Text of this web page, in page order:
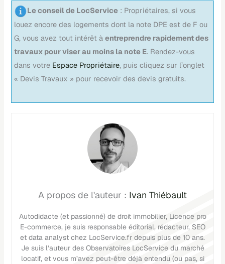
Le conseil de LocService : Propriétaires, si vous
louez encore des logements dont la note DPE est de F ou
G, vous avez tout intérêt àentreprendre rapidement des
travaux pour viser au moins la note E. Rendez-vous
dans votre Espace Propriétaire, puis cliquez sur l’onglet
« Devis Travaux » pour recevoir des devis gratuits.
Ivan Thiébault
Autodidacte (et passionné) de droit immobilier, Licence pro
E-commerce, je suis responsable éditorial, rédacteur, SEO
et data analyst chez LocService.fr depuis plus de 10 ans.
Je suis l’auteur des Observatoires LocService du marché
locatif, et vous m’avez peut-être déjà entendu (ou pas, si